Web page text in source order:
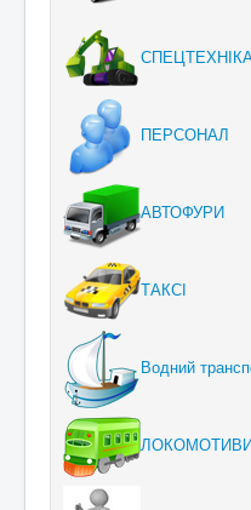
ПЕРСОНАЛ
АВТОФУРИ
ТАКСІ
Водний